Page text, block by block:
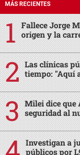
MÁS RECIENTES
Fallece Jorge
origen y la
Las clínicas
tiempo: "Aquí
Milei dice que
seguridad al
Investigan a
públicos por